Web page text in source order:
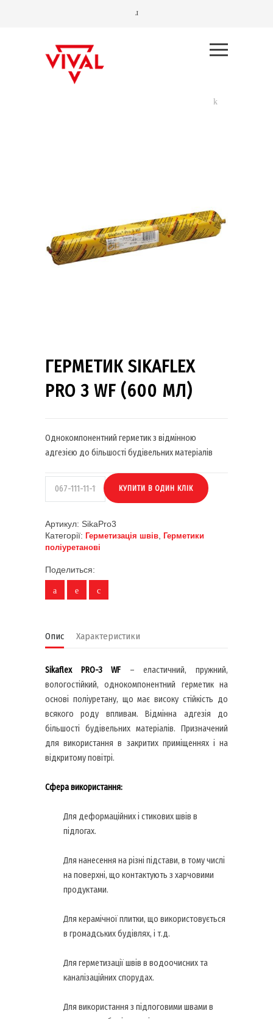
ГЕРМЕТИК SIKAFLEX
PRO 3 WF (600 МЛ)
Однокомпонентний герметик з відмінною
адгезією до більшості будівельних матеріалів
Артикул: SikaPro3
Категорії: Герметизація швів, Герметики
поліуретанові
Поделиться:
Опис Характеристики
Sikaflex PRO-3 WF – еластичний, пружний,
вологостійкий, однокомпонентний герметик на
основі поліуретану, що має високу стійкість до
всякого роду впливам. Відмінна адгезія до
більшості будівельних матеріалів. Призначений
для використання в закритих приміщеннях і на
відкритому повітрі.
Сфера використання:
Для деформаційних і стикових швів в
підлогах.
Для нанесення на різні підстави, в тому числі
на поверхні, що контактують з харчовими
продуктами.
Для керамічної плитки, що використовується
в громадських будівлях, і т.д.
Для герметизації швів в водоочисних та
каналізаційних спорудах.
Для використання з підлоговими швами в